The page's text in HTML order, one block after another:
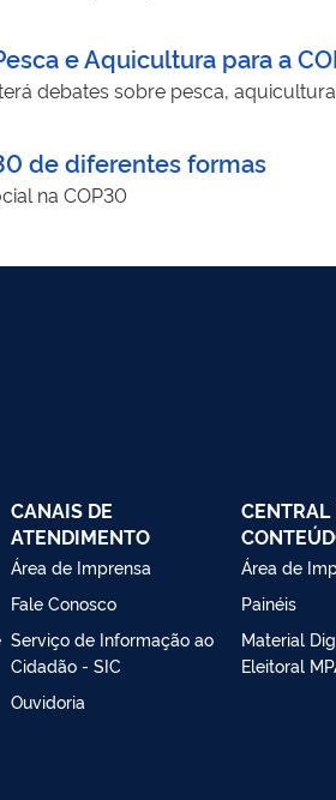
e Aquicultura para a
debates sobre pesca,
de diferentes formas
na COP30
CANAIS DE
ATENDIMENTO
Área de Imprensa
Fale Conosco
Serviço de Informação ao
Cidadão - SIC
Ouvidoria
CENTRAL
Área de
Painéis
Material
Eleitoral